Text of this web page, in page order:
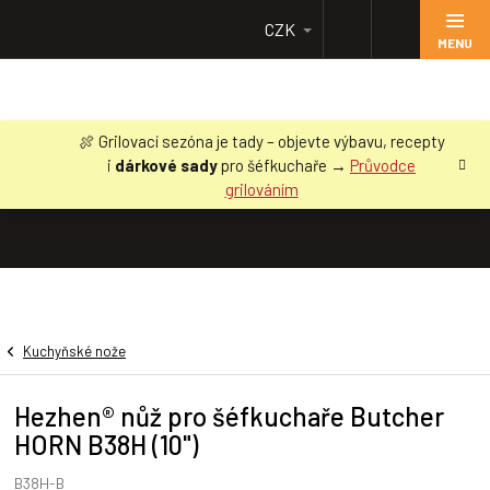
obsah
🍖 Grilovací sezóna je tady – objevte výbavu, recepty
i dárkové sadypro šéfkuchaře → Průvodce
grilováním
CZK
Kuchyňské nože
Hezhen® nůž pro šéfkuchaře Butcher
HORN B38H (10")
B38H-B